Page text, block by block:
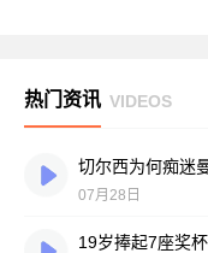
热门资讯 VIDEOS
07月28日
19岁捧起7座奖